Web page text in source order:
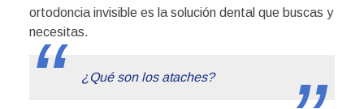
ortodoncia invisible es la solución dental que buscas y
necesitas.
¿Qué son los ataches?